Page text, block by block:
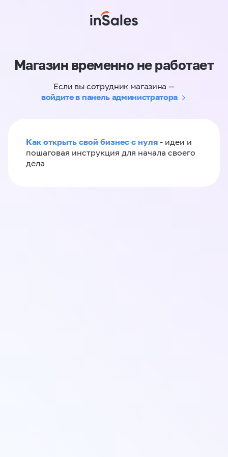
Магазин временно не работает
Если вы сотрудник магазина —
войдите в панель администратора
Как открыть свой бизнес с нуля - идеи и
пошаговая инструкция для начала своего
дела